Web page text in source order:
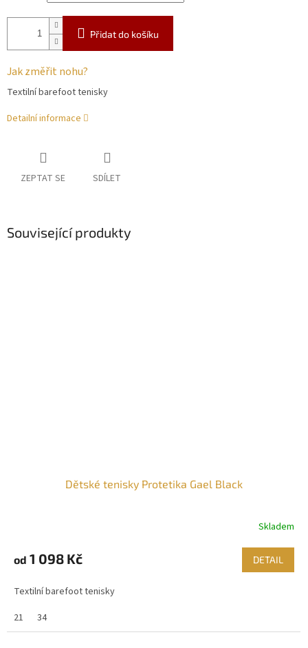
Přidat do košíku
Jak změřit nohu?
Textilní barefoot tenisky
Detailní informace
ZEPTAT SE SDÍLET
Související produkty
Dětské tenisky Protetika Gael Black
Skladem
od 1 098 Kč DETAIL
Textilní barefoot tenisky
21
34